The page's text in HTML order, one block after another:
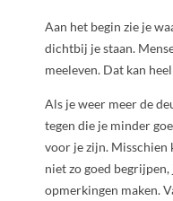
Aan het begin zie je
dichtbij je staan.
meeleven. Dat kan
Als je weer meer de
tegen die je minder
voor je zijn. Misschien
niet zo goed
opmerkingen maken.